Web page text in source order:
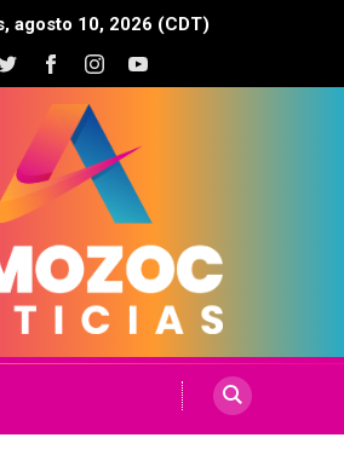
agosto 10, 2026 (CDT)